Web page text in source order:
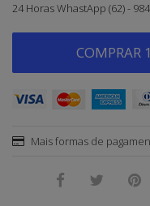
24 Horas WhastApp (62) -
COMPRAR
Mais formas de